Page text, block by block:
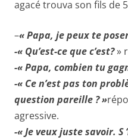
agacé trouva son fils de
–« Papa, je peux te
-« Qu’est-ce que c’est?»
-« Papa, combien tu
-« Ce n’est pas ton
question pareille ? »
agressive.
-« Je veux juste savoir.